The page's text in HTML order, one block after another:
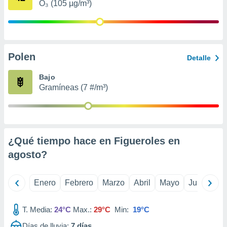
su
en
en
de
un
datos
O₃ (105 µg/m³)
Polen Detalle
Bajo
Gramíneas (7 #/m³)
¿Qué tiempo hace en Figueroles en
agosto?
Enero Febrero Marzo Abril Mayo Junio
T. Media: 24°C Max.: 29°C Min: 19°C